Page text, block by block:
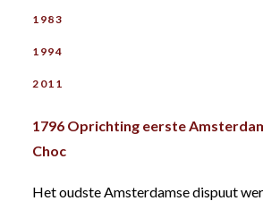
1983
1994
2011
1796 Oprichting eerste
Choc
Het oudste Amsterdamse dispuut